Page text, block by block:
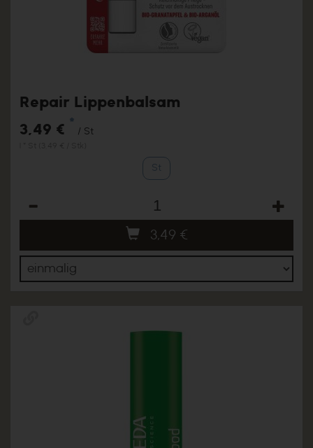
Repair Lippenbalsam
3,49 € *
/ St
St
3,49 €